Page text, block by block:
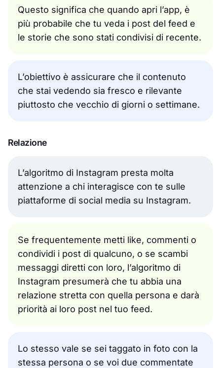
Questo significa che quando apri l’app, è
più probabile che tu veda i post del feed e
le storie che sono stati condivisi di recente.
L’obiettivo è assicurare che il contenuto
che stai vedendo sia fresco e rilevante
piuttosto che vecchio di giorni o settimane.
Relazione
L’algoritmo di Instagram presta molta
attenzione a chi interagisce con te sulle
piattaforme di social media su Instagram.
Se frequentemente metti like, commenti o
condividi i post di qualcuno, o se scambi
messaggi diretti con loro, l’algoritmo di
Instagram presumerà che tu abbia una
relazione stretta con quella persona e darà
priorità ai loro post nel tuo feed.
Lo stesso vale se sei taggato in foto con la
stessa persona o se voi due commentate